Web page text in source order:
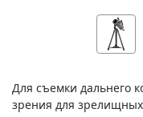
Для съемки дальнего
зрения для